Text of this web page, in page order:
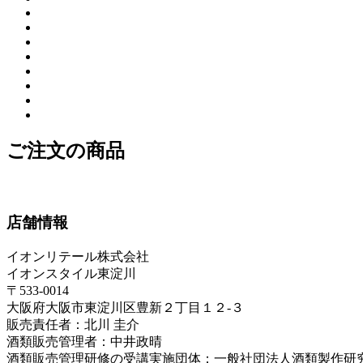
ご注文の商品
店舗情報
イオンリテール株式会社
イオンスタイル東淀川
〒533-0014
大阪府大阪市東淀川区豊新２丁目１２-３
販売責任者：北川 圭介
酒類販売管理者：中井政晴
酒類販売管理研修の受講実施団体：一般社団法人酒類製作研